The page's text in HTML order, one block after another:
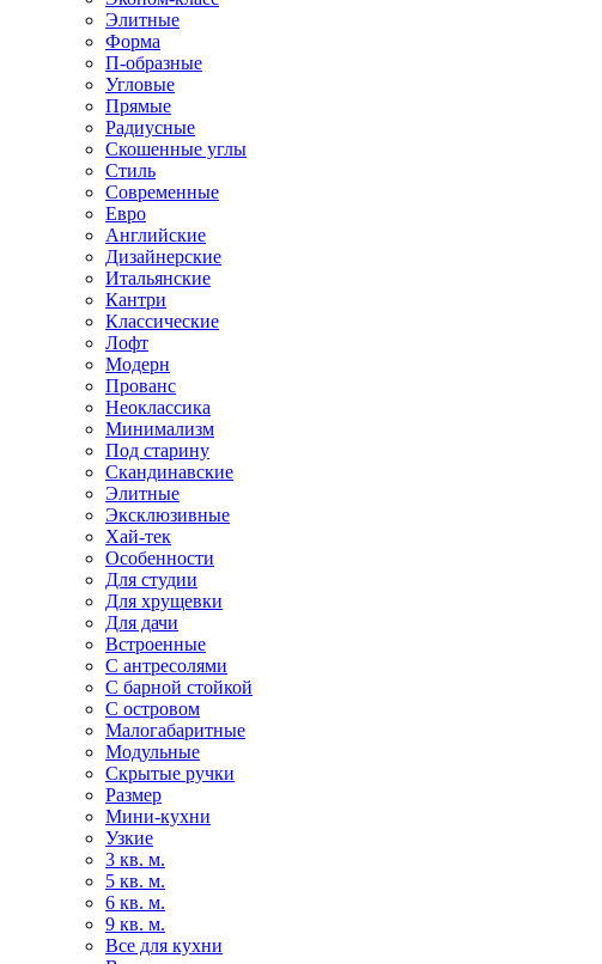
Элитные
Форма
П-образные
Угловые
Прямые
Радиусные
Скошенные углы
Стиль
Современные
Евро
Английские
Дизайнерские
Итальянские
Кантри
Классические
Лофт
Модерн
Прованс
Неоклассика
Минимализм
Под старину
Скандинавские
Элитные
Эксклюзивные
Хай-тек
Особенности
Для студии
Для хрущевки
Для дачи
Встроенные
С антресолями
С барной стойкой
С островом
Малогабаритные
Модульные
Скрытые ручки
Размер
Мини-кухни
Узкие
3 кв. м.
5 кв. м.
6 кв. м.
9 кв. м.
Все для кухни